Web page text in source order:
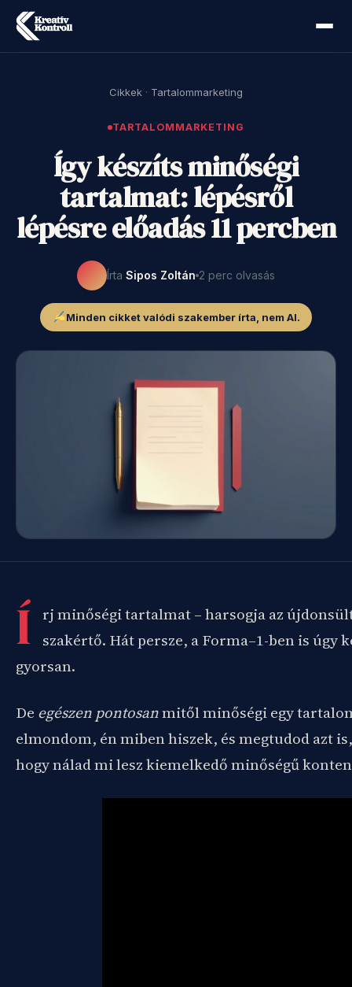
Cikkek · Tartalommarketing
TARTALOMMARKETING
Így készíts minőségi
tartalmat: lépésről
lépésre előadás 11 percben
Írta Sipos Zoltán 2 perc olvasás
Minden cikket valódi szakember írta, nem AI.
Í
rj minőségi tartalmat – harsogja az
szakértő. Hát persze, a Forma–1-ben is úgy
gyorsan.
De egészen pontosanmitől minőségi egy
elmondom, én miben hiszek, és megtudod azt
hogy nálad mi lesz kiemelkedő minőségű